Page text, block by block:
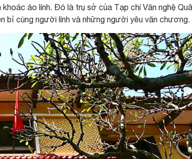
áo lính. Đó là trụ sở của Tạp chí Văn nghệ
bỉ cùng người lính và những người yêu văn chương.